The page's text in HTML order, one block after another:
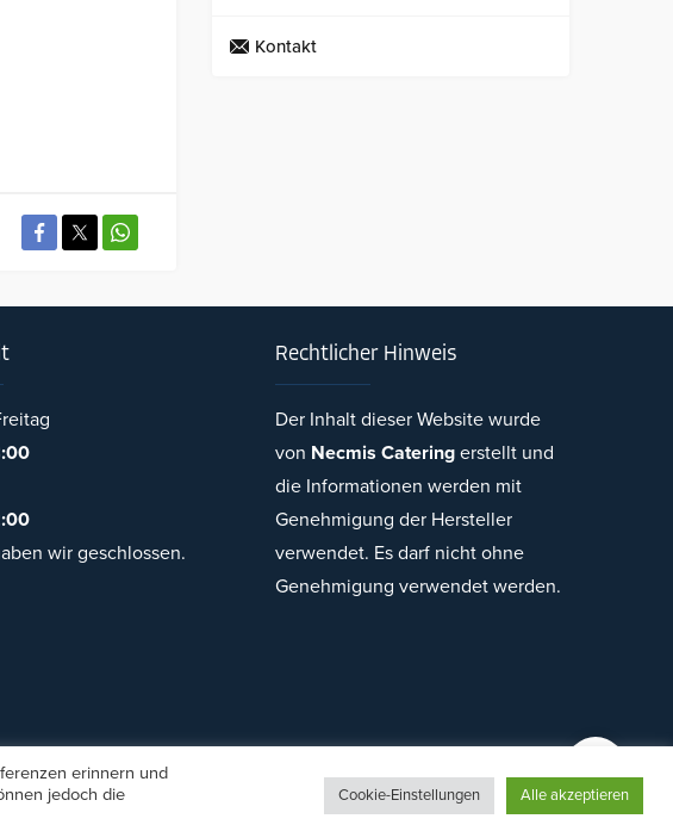
Kontakt
wir geschlossen.
Rechtlicher Hinweis
Der Inhalt dieser Website wurde
von Necmis Cateringerstellt und
die Informationen werden mit
Genehmigung der Hersteller
verwendet. Es darf nicht ohne
Genehmigung verwendet werden.
Design von Herr Burak Kaplan.
Necmi's Catering
erinnern und
jedoch die
Cookie-Einstellungen Alle akzeptieren